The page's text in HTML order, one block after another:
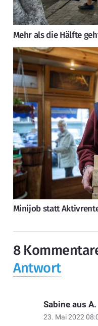
Mehr als die Hälfte
Minijob statt
8
Antwort
Sabine aus A.
23. Mai 2022